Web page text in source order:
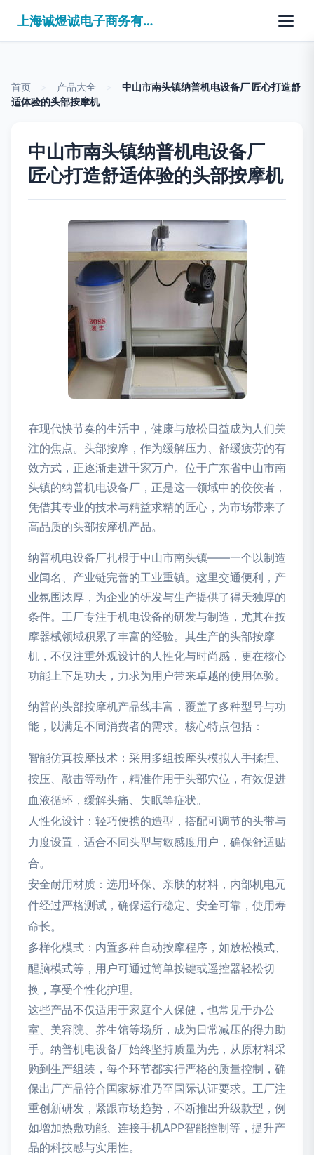
上海诚煜诚电子商务有限公司
首页 产品大全
中山市南头镇纳普机电设备厂 匠心打造舒
适体验的头部按摩机
中山市南头镇纳普机电设备厂
匠心打造舒适体验的头部按摩机
在现代快节奏的生活中，健康与放松日益成为人们关
注的焦点。头部按摩，作为缓解压力、舒缓疲劳的有
效方式，正逐渐走进千家万户。位于广东省中山市南
头镇的纳普机电设备厂，正是这一领域中的佼佼者，
凭借其专业的技术与精益求精的匠心，为市场带来了
高品质的头部按摩机产品。
纳普机电设备厂扎根于中山市南头镇——一个以制造
业闻名、产业链完善的工业重镇。这里交通便利，产
业氛围浓厚，为企业的研发与生产提供了得天独厚的
条件。工厂专注于机电设备的研发与制造，尤其在按
摩器械领域积累了丰富的经验。其生产的头部按摩
机，不仅注重外观设计的人性化与时尚感，更在核心
功能上下足功夫，力求为用户带来卓越的使用体验。
纳普的头部按摩机产品线丰富，覆盖了多种型号与功
能，以满足不同消费者的需求。核心特点包括：
智能仿真按摩技术：采用多组按摩头模拟人手揉捏、
按压、敲击等动作，精准作用于头部穴位，有效促进
血液循环，缓解头痛、失眠等症状。
人性化设计：轻巧便携的造型，搭配可调节的头带与
力度设置，适合不同头型与敏感度用户，确保舒适贴
合。
安全耐用材质：选用环保、亲肤的材料，内部机电元
件经过严格测试，确保运行稳定、安全可靠，使用寿
命长。
多样化模式：内置多种自动按摩程序，如放松模式、
醒脑模式等，用户可通过简单按键或遥控器轻松切
换，享受个性化护理。
这些产品不仅适用于家庭个人保健，也常见于办公
室、美容院、养生馆等场所，成为日常减压的得力助
手。纳普机电设备厂始终坚持质量为先，从原材料采
购到生产组装，每个环节都实行严格的质量控制，确
保出厂产品符合国家标准乃至国际认证要求。工厂注
重创新研发，紧跟市场趋势，不断推出升级款型，例
如增加热敷功能、连接手机APP智能控制等，提升产
品的科技感与实用性。